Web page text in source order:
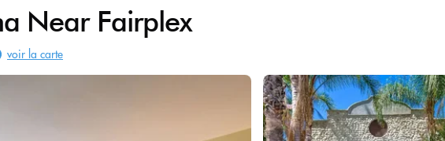
Near Fairplex
voir la carte